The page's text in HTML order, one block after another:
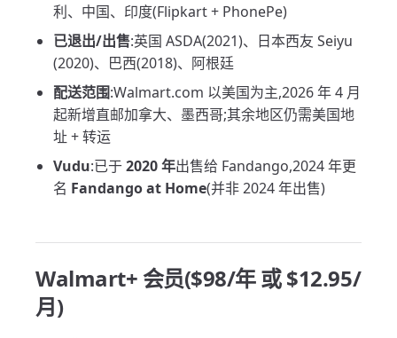
利、中国、印度(Flipkart + PhonePe)
已退出/出售:英国 ASDA(2021)、日本西友 Seiyu
(2020)、巴西(2018)、阿根廷
配送范围:Walmart.com 以美国为主,2026 年 4 月
起新增直邮加拿大、墨西哥;其余地区仍需美国地
址 + 转运
Vudu:已于2020 年出售给 Fandango,2024 年更
名 Fandango at Home(并非 2024 年出售)
Walmart+ 会员($98/年 或 $12.95/
月)